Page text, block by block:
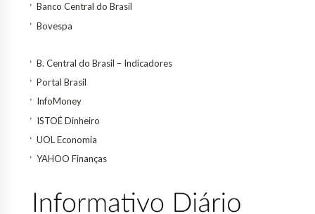
Banco Central do Brasil
Bovespa
B. Central do Brasil – Indicadores
Portal Brasil
InfoMoney
ISTOÉ Dinheiro
UOL Economia
YAHOO Finanças